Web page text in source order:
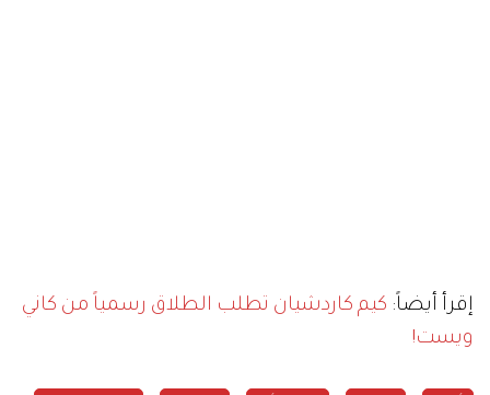
إقرأ أيضاً: كيم كاردشيان تطلب الطلاق رسمياً من كاني
ويست!